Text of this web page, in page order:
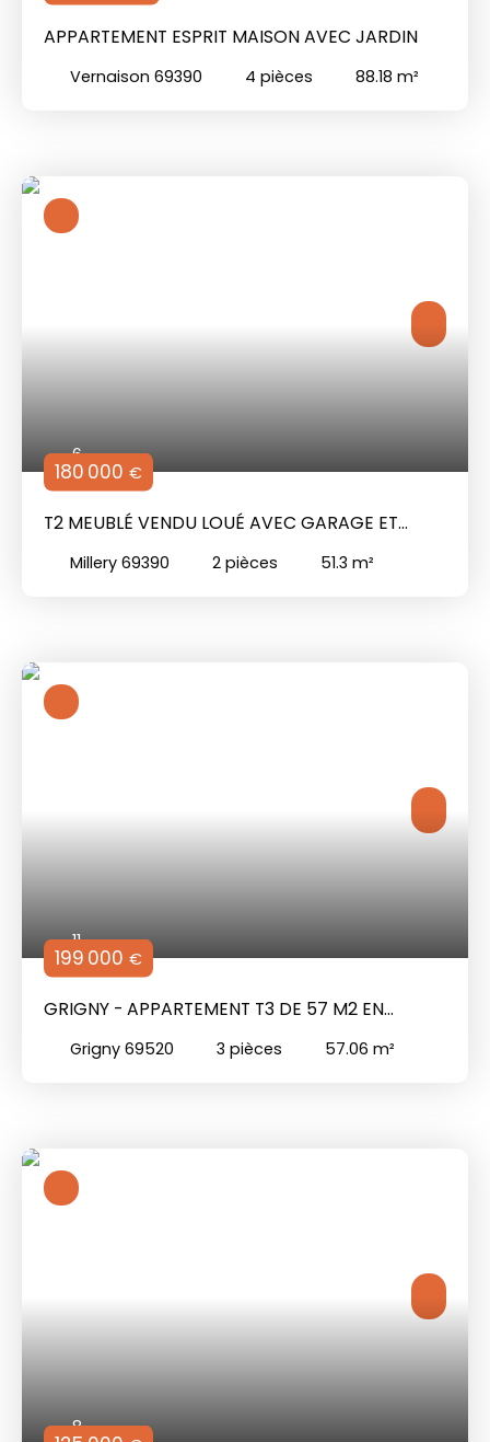
APPARTEMENT ESPRIT MAISON AVEC JARDIN
Vernaison 69390 4 pièces 88.18 m²
6
180 000 €
T2 MEUBLÉ VENDU LOUÉ AVEC GARAGE ET
Millery 69390 2 pièces 51.3 m²
11
199 000 €
GRIGNY - APPARTEMENT T3 DE 57 M2 EN
Grigny 69520 3 pièces 57.06 m²
8